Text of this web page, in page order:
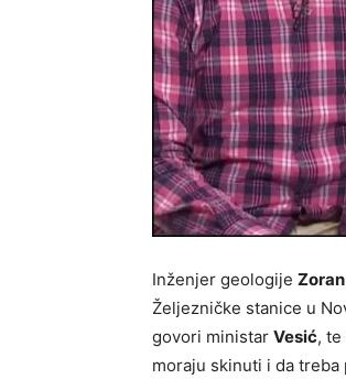
Inženjer geologije
Željezničke stanice u
govori ministar Vesić,
moraju skinuti i da